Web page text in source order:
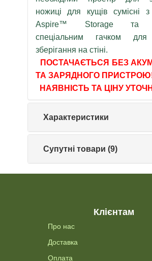
ножиці для кущів сумісні
Aspire™ Storage та
спеціальним гачком для
зберігання на стіні.
ПОСТАЧАЄТЬСЯ БЕЗ
ТА ЗАРЯДНОГО
НАЯВНІСТЬ ТА ЦІНУ
Характеристики
Супутні товари (9)
Клієнтам
Про нас
Доставка
Оплата